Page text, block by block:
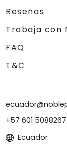
Reseñas
Trabaja con
FAQ
T&C
+57 601 5088267
Ecuador